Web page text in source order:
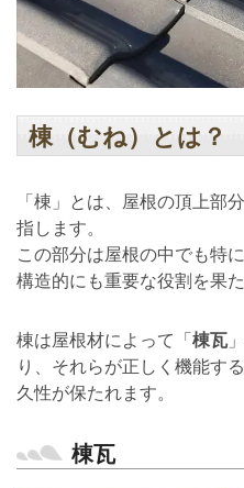
棟（むね）とは？
「棟」とは、屋根の頂上部
指します。
この部分は屋根の中でも特
構造的にも重要な役割を果た
棟は屋根材によって「 棟瓦
り、それらが正しく機能す
久性が保たれます。
棟瓦